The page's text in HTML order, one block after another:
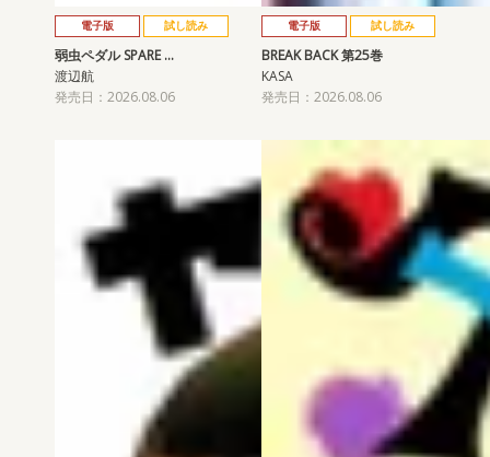
電子版 試し読み
弱虫ペダル SPARE …
渡辺航
発売日：2026.08.06
電子版 試し読み
BREAK BACK 第25巻
KASA
発売日：2026.08.06